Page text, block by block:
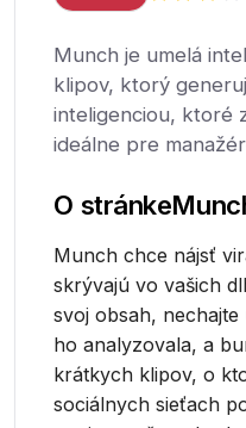
Munch je umelá
klipov, ktorý
inteligenciou, ktoré
ideálne pre
O stránke
Munch chce nájsť
skrývajú vo vašich
svoj obsah,
ho analyzovala, a
krátkych klipov, o
sociálnych sieťach